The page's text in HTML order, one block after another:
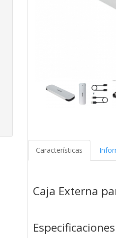
Características
Caja Externa
Especificaciones